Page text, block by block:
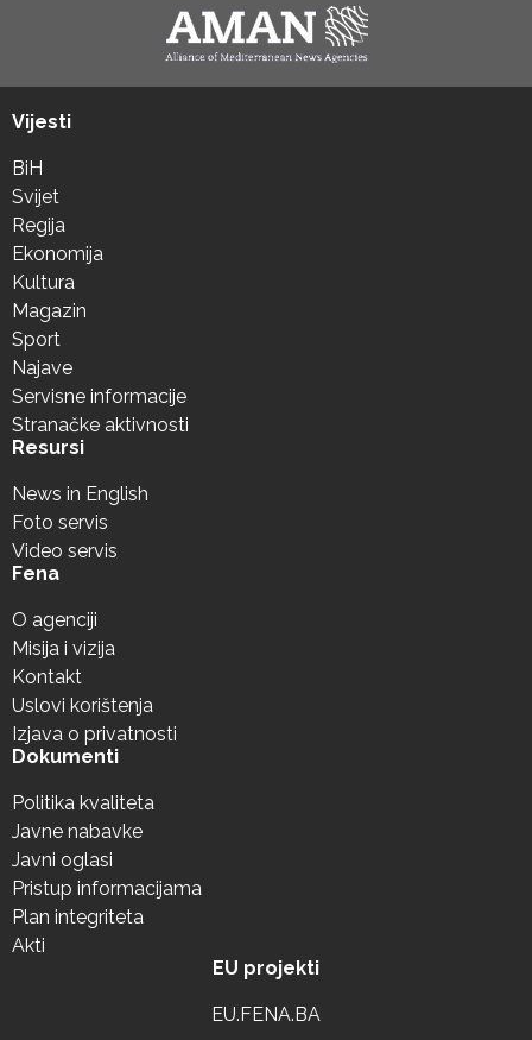
Vijesti
BiH
Svijet
Regija
Ekonomija
Kultura
Magazin
Sport
Najave
Servisne informacije
Stranačke aktivnosti
Resursi
News in English
Foto servis
Video servis
Fena
O agenciji
Misija i vizija
Kontakt
Uslovi korištenja
Izjava o privatnosti
Dokumenti
Politika kvaliteta
Javne nabavke
Javni oglasi
Pristup informacijama
Plan integriteta
Akti
EU projekti
EU.FENA.BA